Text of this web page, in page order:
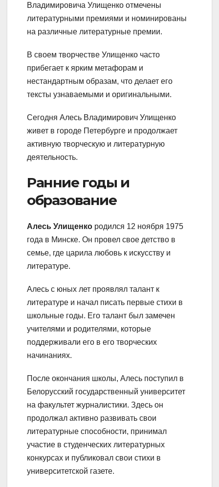
Владимировича Улищенко отмечены
литературными премиями и номинированы
на различные литературные премии.
В своем творчестве Улищенко часто
прибегает к ярким метафорам и
нестандартным образам, что делает его
тексты узнаваемыми и оригинальными.
Сегодня Алесь Владимирович Улищенко
живет в городе Петербурге и продолжает
активную творческую и литературную
деятельность.
Ранние годы и
образование
Алесь Улищенко родился 12 ноября 1975
года в Минске. Он провел свое детство в
семье, где царила любовь к искусству и
литературе.
Алесь с юных лет проявлял талант к
литературе и начал писать первые стихи в
школьные годы. Его талант был замечен
учителями и родителями, которые
поддерживали его в его творческих
начинаниях.
После окончания школы, Алесь поступил в
Белорусский государственный университет
на факультет журналистики. Здесь он
продолжал активно развивать свои
литературные способности, принимал
участие в студенческих литературных
конкурсах и публиковал свои стихи в
университетской газете.